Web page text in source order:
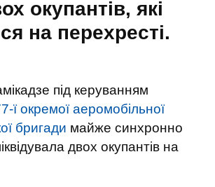
окупантів, які
на перехресті.
під керуванням
ї окремої аеромобільної
бригади майже синхронно
двох окупантів на